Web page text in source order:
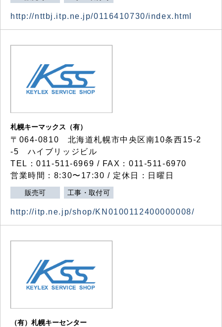
http://nttbj.itp.ne.jp/0116410730/index.html
札幌キーマックス（有）
〒064-0810 北海道札幌市中央区南10条西15-2
-5 ハイブリッジビル
TEL：011-511-6969 / FAX：011-511-6970
営業時間：8:30〜17:30 / 定休日：日曜日
販売可 工事・取付可
http://itp.ne.jp/shop/KN0100112400000008/
（有）札幌キーセンター